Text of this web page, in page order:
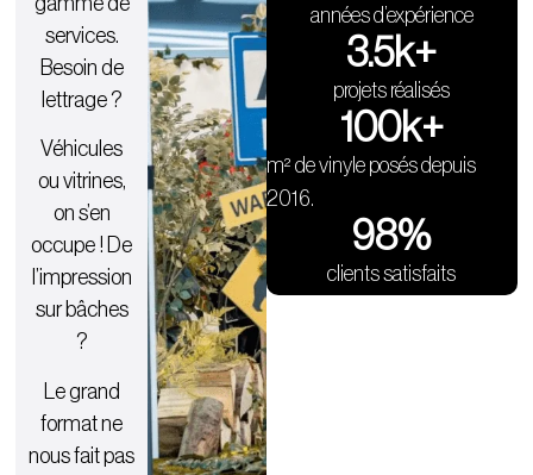
services.
Besoin de
lettrage ?
Véhicules
ou vitrines,
on s’en
occupe ! De
l’impression
sur bâches
?
Le grand
format ne
nous fait pas
années d’expérience
projets réalisés
3.5k+
m² de vinyle posés depuis
2016.
100k+
clients satisfaits
98%